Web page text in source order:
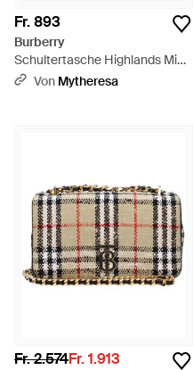
Fr. 893
Burberry
Schultertasche Highlands Mini
Aus Jacquard - Schwarz
Von Mytheresa
Fr. 2.574Fr. 1.913